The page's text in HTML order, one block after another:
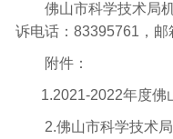
佛山市科学技术局机
诉电话：83395761，
附件：
1.2021-2022年度佛
2.佛山市科学技术局